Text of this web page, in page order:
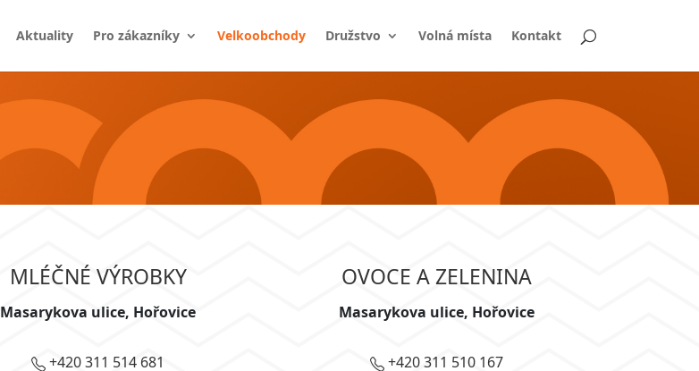
Aktuality Pro zákazníky Velkoobchody Družstvo Volná místa Kontakt
MLÉČNÉ VÝROBKY
Masarykova ulice, Hořovice
+420 311 514 681
OVOCE A ZELENINA
Masarykova ulice, Hořovice
+420 311 510 167